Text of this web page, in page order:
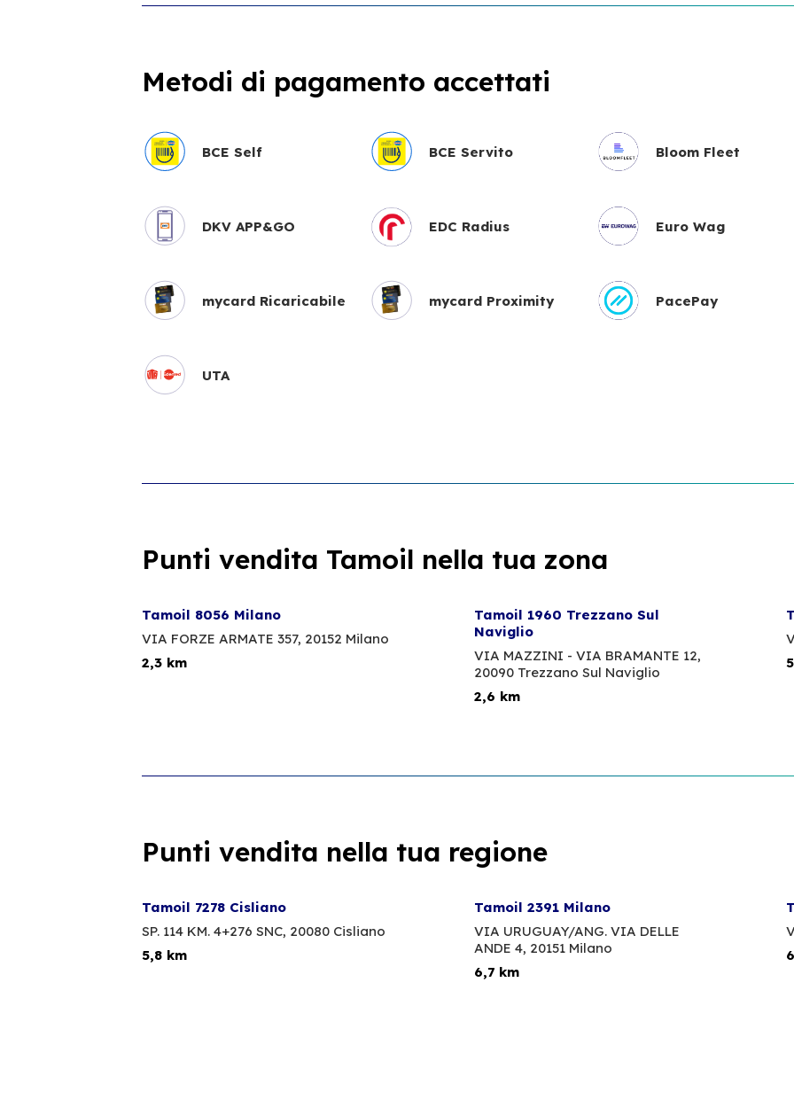
Metodi di pagamento accettati
BCE Self BCE Servito Bloom Fleet
DKV APP&GO EDC Radius Euro Wag
mycard Ricaricabile mycard Proximity PacePay
UTA
Punti vendita Tamoil nella tua zona
Tamoil 8056 Milano
VIA FORZE ARMATE 357, 20152 Milano
2,3 km
Tamoil 1960 Trezzano Sul
Naviglio
VIA MAZZINI - VIA BRAMANTE 12,
20090 Trezzano Sul Naviglio
2,6 km
Punti vendita nella tua regione
Tamoil 7278 Cisliano
SP. 114 KM. 4+276 SNC, 20080 Cisliano
5,8 km
Tamoil 2391 Milano
VIA URUGUAY/ANG. VIA DELLE
ANDE 4, 20151 Milano
6,7 km